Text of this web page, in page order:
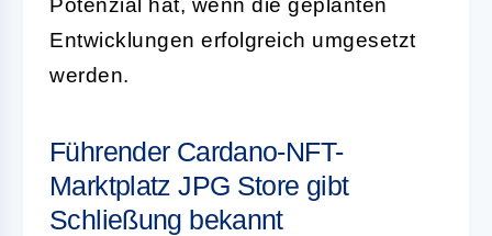
Potenzial hat, wenn die geplanten
Entwicklungen erfolgreich umgesetzt
werden.
Führender Cardano-NFT-
Marktplatz JPG Store gibt
Schließung bekannt